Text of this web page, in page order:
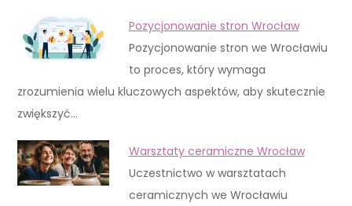
Pozycjonowanie stron Wrocław
Pozycjonowanie stron we Wrocławiu
to proces, który wymaga
zrozumienia wielu kluczowych aspektów, aby skutecznie
zwiększyć…
Warsztaty ceramiczne Wrocław
Uczestnictwo w warsztatach
ceramicznych we Wrocławiu